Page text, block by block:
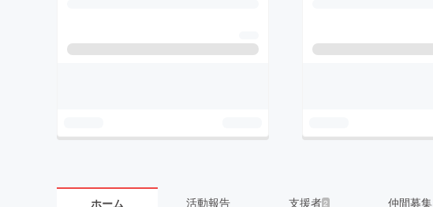
ホーム 活動報告 支援者2 仲間募集